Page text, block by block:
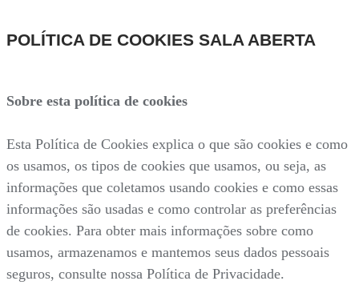
POLÍTICA DE COOKIES SALA ABERTA
Sobre esta política de cookies
Esta Política de Cookies explica o que são cookies e como
os usamos, os tipos de cookies que usamos, ou seja, as
informações que coletamos usando cookies e como essas
informações são usadas e como controlar as preferências
de cookies. Para obter mais informações sobre como
usamos, armazenamos e mantemos seus dados pessoais
seguros, consulte nossa Política de Privacidade.